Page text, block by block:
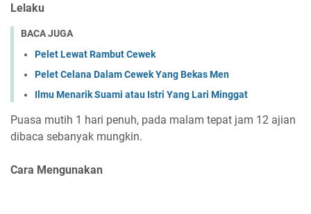
Lelaku
BACA JUGA
Pelet Lewat Rambut Cewek
Pelet Celana Dalam Cewek Yang Bekas Men
Ilmu Menarik Suami atau Istri Yang Lari Minggat
Puasa mutih 1 hari penuh, pada malam tepat jam 12 ajian
dibaca sebanyak mungkin.
Cara Mengunakan